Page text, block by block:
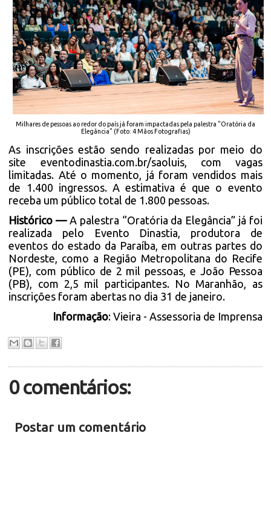
Milhares de pessoas ao redor do país já foram impactadas pela palestra "Oratória da
Elegância" (Foto: 4 Mãos Fotografias)
As inscrições estão sendo realizadas por meio do
site eventodinastia.com.br/saoluis, com vagas
limitadas. Até o momento, já foram vendidos mais
de 1.400 ingressos. A estimativa é que o evento
receba um público total de 1.800 pessoas.
Histórico —A palestra “Oratória da Elegância” já foi
realizada pelo Evento Dinastia, produtora de
eventos do estado da Paraíba, em outras partes do
Nordeste, como a Região Metropolitana do Recife
(PE), com público de 2 mil pessoas, e João Pessoa
(PB), com 2,5 mil participantes. No Maranhão, as
inscrições foram abertas no dia 31 de janeiro.
Informação: Vieira - Assessoria de Imprensa
0 comentários:
Postar um comentário